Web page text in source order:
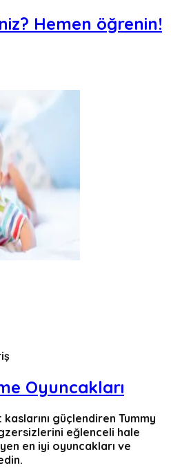
Hemen öğrenin!
Oyuncakları
güçlendiren Tummy
eğlenceli hale
en iyi oyuncakları ve